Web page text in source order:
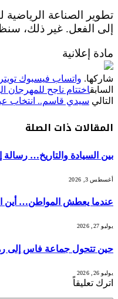
تطوير الصناعة
إلى الفعل. غير ذلك،
مادة إعلانية
شاركها. واتساب فيسبوك تويتر
السابقاختتام ناجح للمهرجان
التالي سيدي قاسم.. انتخاب
المقالات ذات الصلة
بين السيادة والتاريخ… رسالة
أغسطس 3, 2026
عندما يعطش المواطن… أين
يوليو 27, 2026
حين تتحول جماعة فاس إلى
يوليو 26, 2026
اترك تعليقاً